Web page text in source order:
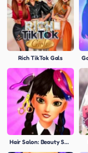
Rich TikTok Gals
Hair Salon: Beauty Salon